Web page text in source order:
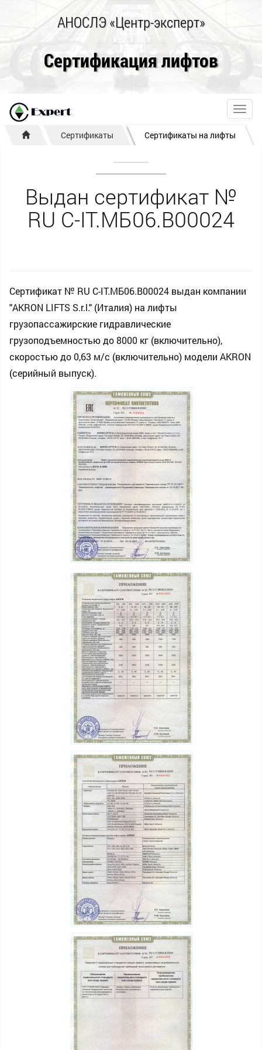
АНОСЛЭ «Центр-эксперт»
Сертификация лифтов
Сертификаты Сертификаты на лифты
Выдан сертификат №
RU С-IT.МБ06.В00024
Сертификат № RU С-IT.МБ06.В00024 выдан компании
"AKRON LIFTS S.r.l." (Италия) на лифты
грузопассажирские гидравлические
грузоподъемностью до 8000 кг (включительно),
скоростью до 0,63 м/c (включительно) модели AKRON
(серийный выпуск).